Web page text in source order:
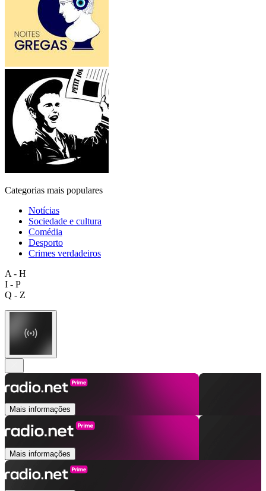
Categorias mais populares
Notícias
Sociedade e cultura
Comédia
Desporto
Crimes verdadeiros
A - H
I - P
Q - Z
Mais informações
Mais informações